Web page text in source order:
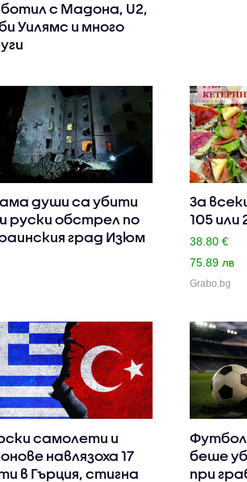
с Мадона, U2,
Уилямс и много
души са убити
руски обстрeл по
град Изюм
За
105 или
38.80 €
75.89 лв
Grabo.bg
самолети и
навлязоха 17
в Гърция, стигна
беше
при